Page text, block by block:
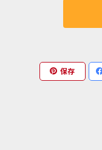
保存